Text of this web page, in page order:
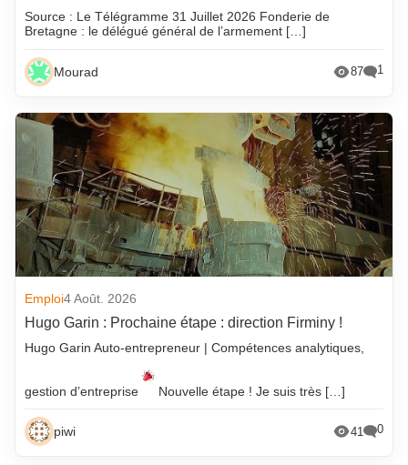
Source : Le Télégramme 31 Juillet 2026 Fonderie de
Bretagne : le délégué général de l’armement […]
Mourad 87 1
Emploi4 Août. 2026
Hugo Garin : Prochaine étape : direction Firminy !
Hugo Garin Auto-entrepreneur | Compétences analytiques,
gestion d’entreprise Nouvelle étape ! Je suis très […]
piwi 41 0